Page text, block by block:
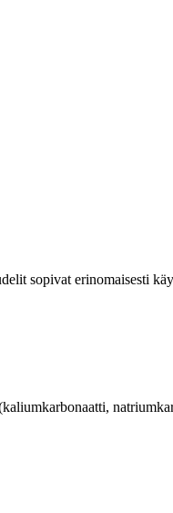
sopivat erinomaisesti